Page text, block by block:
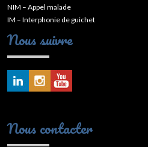
NIM – Appel malade
IM – Interphonie de guichet
Nous suivre
Nous contacter